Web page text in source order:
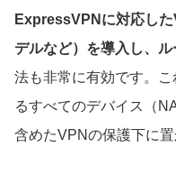
ExpressVPNに対応し
デルなど）を導入し、
法も非常に有効です。
るすべてのデバイス（
含めたVPNの保護下に置